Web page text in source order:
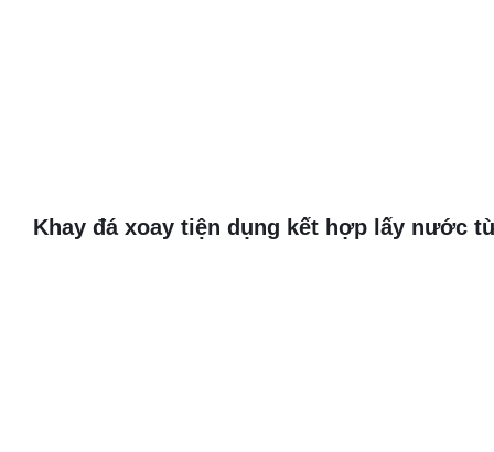
Khay đá xoay tiện dụng kết hợp lấy nước